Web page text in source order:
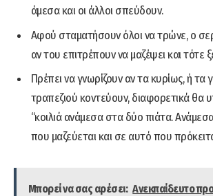
άμεσα και οι άλλοι σπεύδουν.
Αφού σταματήσουν όλοι να τρώνε, ο
αν του επιτρέπουν να μαζέψει και τότε
Πρέπει να γνωρίζουν αν τα κυρίως, ή τα
τραπεζιού κοντεύουν, διαφορετικά θα
“κοιλιά ανάμεσα στα δύο πιάτα.
που μαζεύεται και σε αυτό που
Μπορεί να σας αρέσει: Ανεκπαίδευτο